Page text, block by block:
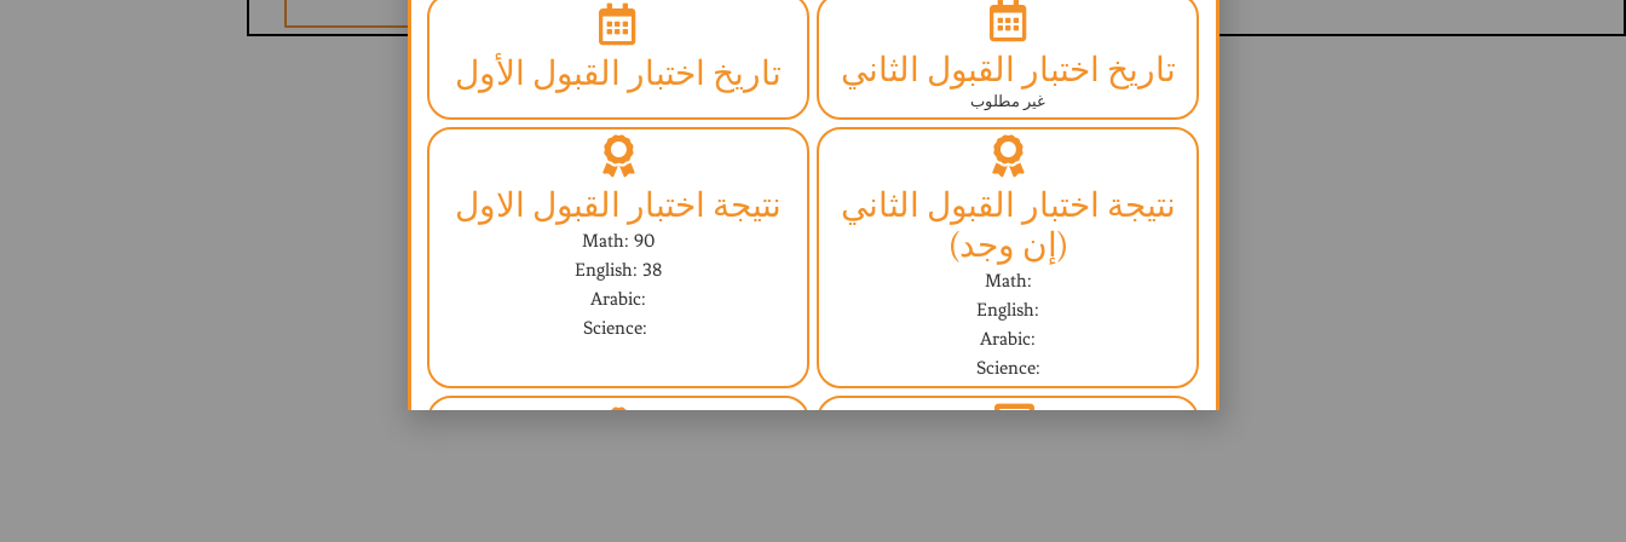
تاريخ اختبار القبول الأول تاريخ اختبار القبول الثاني
غير مطلوب
نتيجة اختبار القبول الاول
Math: 90
English: 38
Arabic:
Science:
نتيجة اختبار القبول الثاني
(إن وجد)
Math:
English:
Arabic:
Science: